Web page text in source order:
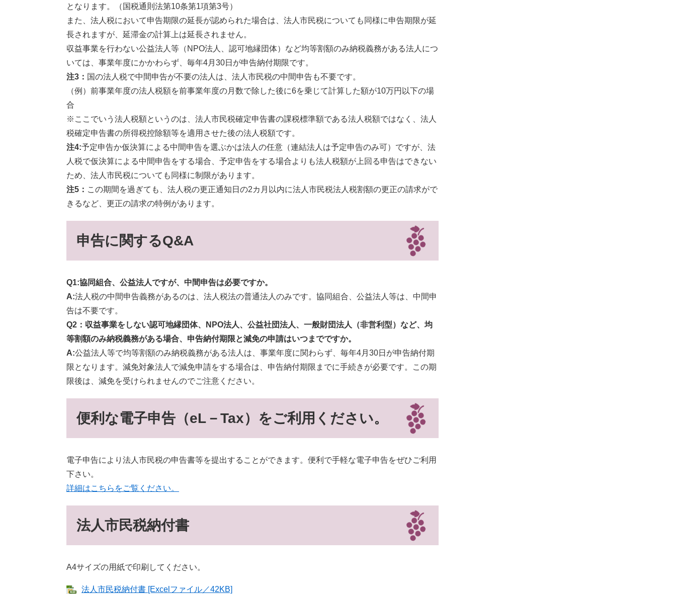
となります。（国税通則法第10条第1項第3号）
また、法人税において申告期限の延長が認められた場合は、法人市民税についても同様に申告期限が延
長されますが、延滞金の計算上は延長されません。
収益事業を行わない公益法人等（NPO法人、認可地縁団体）など均等割額のみ納税義務がある法人につ
いては、事業年度にかかわらず、毎年4月30日が申告納付期限です。
注3： 国の法人税で中間申告が不要の法人は、法人市民税の中間申告も不要です。
（例）前事業年度の法人税額を前事業年度の月数で除した後に6を乗じて計算した額が10万円以下の場
合
※ここでいう法人税額というのは、法人市民税確定申告書の課税標準額である法人税額ではなく、法人
税確定申告書の所得税控除額等を適用させた後の法人税額です。
注4:予定申告か仮決算による中間申告を選ぶかは法人の任意（連結法人は予定申告のみ可）ですが、法
人税で仮決算による中間申告をする場合、予定申告をする場合よりも法人税額が上回る申告はできない
ため、法人市民税についても同様に制限があります。
注5： この期間を過ぎても、法人税の更正通知日の2カ月以内に法人市民税法人税割額の更正の請求がで
きるなど、更正の請求の特例があります。
申告に関するQ&A
Q1:協同組合、公益法人ですが、中間申告は必要ですか。
A:法人税の中間申告義務があるのは、法人税法の普通法人のみです。協同組合、公益法人等は、中間申
告は不要です。
Q2： 収益事業をしない認可地縁団体、NPO法人、公益社団法人、一般財団法人（非営利型）など、均
等割額のみ納税義務がある場合、申告納付期限と減免の申請はいつまでですか。
A:公益法人等で均等割額のみ納税義務がある法人は、事業年度に関わらず、毎年4月30日が申告納付期
限となります。減免対象法人で減免申請をする場合は、申告納付期限までに手続きが必要です。この期
限後は、減免を受けられませんのでご注意ください。
便利な電子申告（eL－Tax）をご利用ください。
電子申告により法人市民税の申告書等を提出することができます。便利で手軽な電子申告をぜひご利用
下さい。
詳細はこちらをご覧ください。
法人市民税納付書
A4サイズの用紙で印刷してください。
法人市民税納付書 [Excelファイル／42KB]